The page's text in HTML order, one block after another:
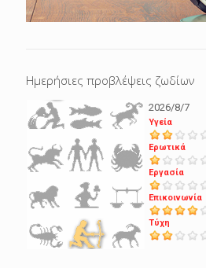
Ημερήσιες προβλέψεις ζωδίων
2026/8/7
Υγεία
Ερωτικά
Εργασία
Επικοινωνία
Τύχη